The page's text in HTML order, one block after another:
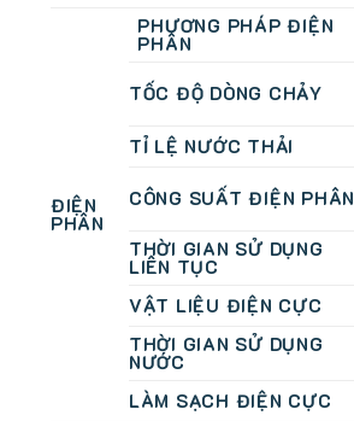
ĐIỆN
PHÂN
PHƯƠNG PHÁP ĐIỆN
PHÂN
TỐC ĐỘ DÒNG CHẢY
TỈ LỆ NƯỚC THẢI
CÔNG SUẤT ĐIỆN PHÂN
THỜI GIAN SỬ DỤNG
LIÊN TỤC
VẬT LIỆU ĐIỆN CỰC
THỜI GIAN SỬ DỤNG
NƯỚC
LÀM SẠCH ĐIỆN CỰC